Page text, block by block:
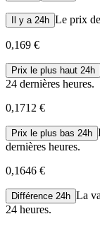
Il y a 24h Le prix
0,169 €
Prix le plus haut 24h
24 dernières heures.
0,1712 €
Prix le plus bas 24h
dernières heures.
0,1646 €
Différence 24h La
24 heures.